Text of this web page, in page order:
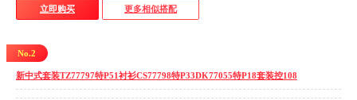
立即购买 更多相似搭配
No.2
新中式套装TZ77797特P51衬衫CS77798特P33DK77055特P18套装控108